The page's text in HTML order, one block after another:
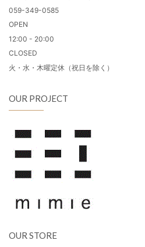
059-349-0585
OPEN
12:00 - 20:00
CLOSED
火・水・木曜定休（祝日を除く）
OUR PROJECT
OUR STORE